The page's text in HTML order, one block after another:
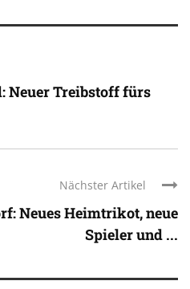
Neuer Treibstoff fürs
Nächster Artikel
Neues Heimtrikot, neue
Spieler und ...